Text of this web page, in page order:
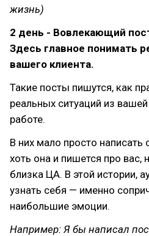
жизнь)
2 день - Вовлекающий
Здесь главное понимать
вашего клиента.
Такие посты пишутся, как
реальных ситуаций из
работе.
В них мало просто
хоть она и пишется про
близка ЦА. В этой истории,
узнать себя — именно
наибольшие эмоции.
Например: Я бы написал